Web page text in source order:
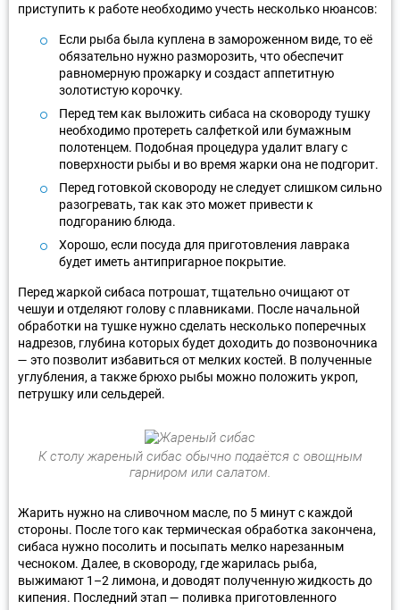
приступить к работе необходимо учесть несколько нюансов:
Если рыба была куплена в замороженном виде, то её
обязательно нужно разморозить, что обеспечит
равномерную прожарку и создаст аппетитную
золотистую корочку.
Перед тем как выложить сибаса на сковороду тушку
необходимо протереть салфеткой или бумажным
полотенцем. Подобная процедура удалит влагу с
поверхности рыбы и во время жарки она не подгорит.
Перед готовкой сковороду не следует слишком сильно
разогревать, так как это может привести к
подгоранию блюда.
Хорошо, если посуда для приготовления лаврака
будет иметь антипригарное покрытие.
Перед жаркой сибаса потрошат, тщательно очищают от
чешуи и отделяют голову с плавниками. После начальной
обработки на тушке нужно сделать несколько поперечных
надрезов, глубина которых будет доходить до позвоночника
— это позволит избавиться от мелких костей. В полученные
углубления, а также брюхо рыбы можно положить укроп,
петрушку или сельдерей.
К столу жареный сибас обычно подаётся с овощным
гарниром или салатом.
Жарить нужно на сливочном масле, по 5 минут с каждой
стороны. После того как термическая обработка закончена,
сибаса нужно посолить и посыпать мелко нарезанным
чесноком. Далее, в сковороду, где жарилась рыба,
выжимают 1–2 лимона, и доводят полученную жидкость до
кипения. Последний этап — поливка приготовленного